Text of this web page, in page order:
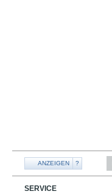
ANZEIGEN ?
SERVICE